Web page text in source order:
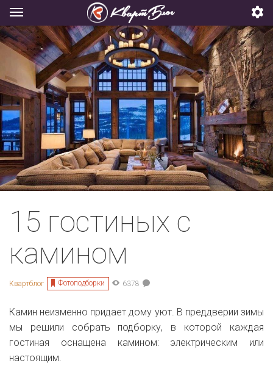
15 гостиных с
камином
Квартблог Фотоподборки 6378
Камин неизменно придает дому уют. В преддверии зимы
мы решили собрать подборку, в которой каждая
гостиная оснащена камином: электрическим или
настоящим.